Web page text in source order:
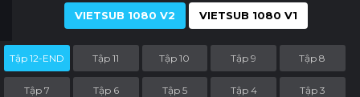
VIETSUB 1080 V2
VIETSUB 1080 V1
Tập 12-END Tập 11 Tập 10 Tập 9 Tập 8
Tập 7 Tập 6 Tập 5 Tập 4 Tập 3